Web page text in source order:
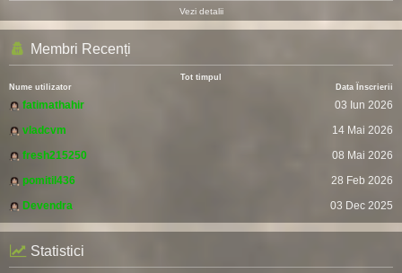
Vezi detalii
Membri Recenți
Tot timpul
Nume utilizator
Data Înscrierii
fatimathahir
03 Iun 2026
vladcvm
14 Mai 2026
fresh215250
08 Mai 2026
pomitil436
28 Feb 2026
Devendra
03 Dec 2025
Statistici